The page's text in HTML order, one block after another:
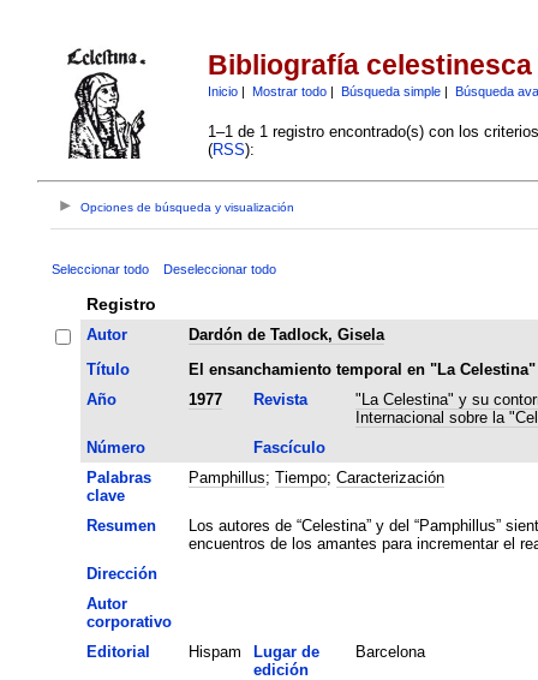
Bibliografía celestinesca
Inicio| Mostrar todo| Búsqueda simple| Búsqueda
1–1 de 1 registro encontrado(s) con los
(RSS):
Opciones de búsqueda y visualización
Seleccionar todo Deseleccionar todo
Registro
Autor
Dardón de Tadlock, Gisela
Título
El ensanchamiento temporal en "La
Año
1977 Revista
"La Celestina" y su
Internacional sobre la
Número
Fascículo
Palabras
clave
Pamphillus; Tiempo; Caracterización
Resumen
Los autores de “Celestina” y del “Pamphillus”
encuentros de los amantes para incrementar el
Dirección
Autor
corporativo
Editorial
Hispam
Lugar de
edición
Barcelona